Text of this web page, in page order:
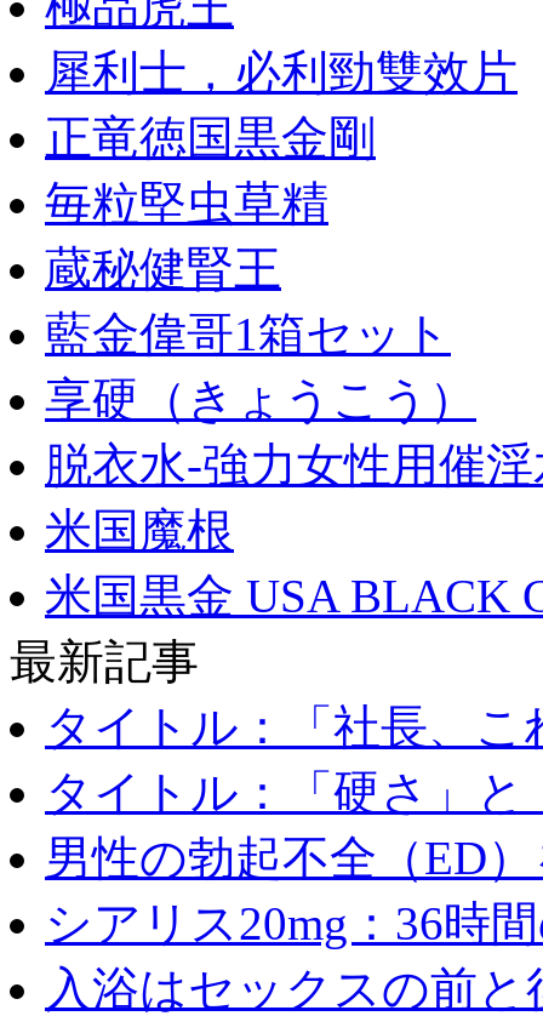
犀利士，必利勁雙效片
正竜徳国黒金剛
毎粒堅虫草精
蔵秘健腎王
藍金偉哥1箱セット
享硬（きょうこう）
脱衣水-強力女性用催
米国魔根
米国黒金 USA BLACK
最新記事
タイトル：「社長、こ
タイトル：「硬さ」と
男性の勃起不全（ED
シアリス20mg：36時
入浴はセックスの前と